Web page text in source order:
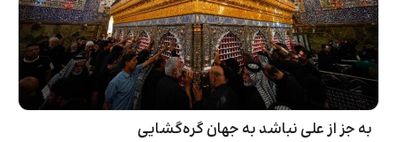
به جز از علی نباشد به جهان گره‌گشایی